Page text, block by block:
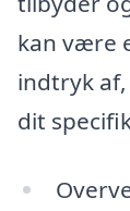
kan være
indtryk
dit